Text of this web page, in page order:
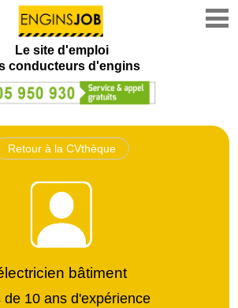
Le site d'emploi
conducteurs d'engins
Retour à la CVthèque
bâtiment
de 10 ans d'expérience